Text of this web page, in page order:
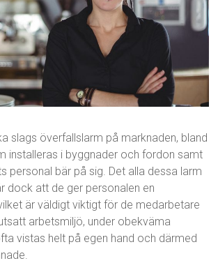
slags överfallslarm på marknaden, bland
installeras i byggnader och fordon samt
personal bär på sig. Det alla dessa larm
dock att de ger personalen en
är väldigt viktigt för de medarbetare
arbetsmiljö, under obekväma
vistas helt på egen hand och därmed